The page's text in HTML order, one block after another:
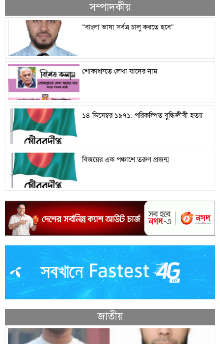
সম্পাদকীয়
“বাংলা ভাষা সর্বত্র চালু করতে হবে”
শোকাশ্রুতে লেখা যাদের নাম
১৪ ডিসেম্বর ১৯৭১: পরিকল্পিত বুদ্ধিজীবী হত্যা
বিজয়ের এক পঞ্চাশে তরুণ প্রজন্ম
জাতীয়